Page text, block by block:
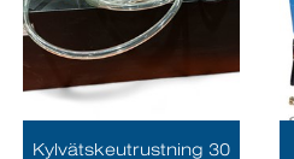
Kylvätskeutrustning 30